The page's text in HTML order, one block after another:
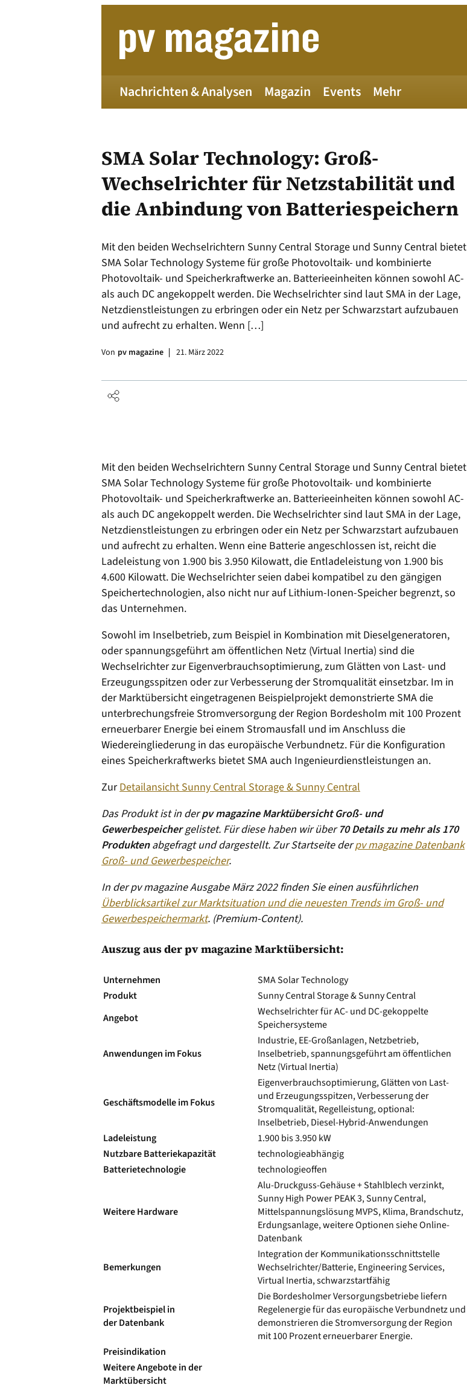
Nachrichten & Analysen Magazin Events Mehr
SMA Solar Technology: Groß-
Wechselrichter für Netzstabilität und
die Anbindung von Batteriespeichern
Mit den beiden Wechselrichtern Sunny Central Storage und Sunny Central bietet
SMA Solar Technology Systeme für große Photovoltaik- und kombinierte
Photovoltaik- und Speicherkraftwerke an. Batterieeinheiten können sowohl AC-
als auch DC angekoppelt werden. Die Wechselrichter sind laut SMA in der Lage,
Netzdienstleistungen zu erbringen oder ein Netz per Schwarzstart aufzubauen
und aufrecht zu erhalten. Wenn […]
Von pv magazine 21. März 2022
Mit den beiden Wechselrichtern Sunny Central Storage und Sunny Central bietet
SMA Solar Technology Systeme für große Photovoltaik- und kombinierte
Photovoltaik- und Speicherkraftwerke an. Batterieeinheiten können sowohl AC-
als auch DC angekoppelt werden. Die Wechselrichter sind laut SMA in der Lage,
Netzdienstleistungen zu erbringen oder ein Netz per Schwarzstart aufzubauen
und aufrecht zu erhalten. Wenn eine Batterie angeschlossen ist, reicht die
Ladeleistung von 1.900 bis 3.950 Kilowatt, die Entladeleistung von 1.900 bis
4.600 Kilowatt. Die Wechselrichter seien dabei kompatibel zu den gängigen
Speichertechnologien, also nicht nur auf Lithium-Ionen-Speicher begrenzt, so
das Unternehmen.
Sowohl im Inselbetrieb, zum Beispiel in Kombination mit Dieselgeneratoren,
oder spannungsgeführt am öffentlichen Netz (Virtual Inertia) sind die
Wechselrichter zur Eigenverbrauchsoptimierung, zum Glätten von Last- und
Erzeugungsspitzen oder zur Verbesserung der Stromqualität einsetzbar. Im in
der Marktübersicht eingetragenen Beispielprojekt demonstrierte SMA die
unterbrechungsfreie Stromversorgung der Region Bordesholm mit 100 Prozent
erneuerbarer Energie bei einem Stromausfall und im Anschluss die
Wiedereingliederung in das europäische Verbundnetz. Für die Konfiguration
eines Speicherkraftwerks bietet SMA auch Ingenieurdienstleistungen an.
ZurDetailansicht Sunny Central Storage & Sunny Central
Das Produkt ist in derpv magazine Marktübersicht Groß- und
Gewerbespeichergelistet. Für diese haben wir über70 Details zu mehr als 170
Produktenabgefragt und dargestellt. Zur Startseite derpv magazine Datenbank
Groß- und Gewerbespeicher.
In der pv magazine Ausgabe März 2022 finden Sie einen ausführlichen
Überblicksartikel zur Marktsituation und die neuesten Trends im Groß- und
Gewerbespeichermarkt. (Premium-Content).
Auszug aus der pv magazine Marktübersicht:
Unternehmen
SMA Solar Technology
Produkt
Sunny Central Storage & Sunny Central
Angebot
Wechselrichter für AC- und DC-gekoppelte
Speichersysteme
Anwendungen im Fokus
Industrie, EE-Großanlagen, Netzbetrieb,
Inselbetrieb, spannungsgeführt am öffentlichen
Netz (Virtual Inertia)
Geschäftsmodelle im Fokus
Eigenverbrauchsoptimierung, Glätten von Last-
und Erzeugungsspitzen, Verbesserung der
Stromqualität, Regelleistung, optional:
Inselbetrieb, Diesel-Hybrid-Anwendungen
Ladeleistung
1.900 bis 3.950 kW
NutzbareBatteriekapazität
technologieabhängig
Batterietechnologie
technologieoffen
Weitere Hardware
Alu-Druckguss-Gehäuse + Stahlblech verzinkt,
Sunny High Power PEAK 3, Sunny Central,
Mittelspannungslösung MVPS, Klima, Brandschutz,
Erdungsanlage, weitere Optionen siehe Online-
Datenbank
Bemerkungen
Integration der Kommunikationsschnittstelle
Wechselrichter/Batterie, Engineering Services,
Virtual Inertia, schwarzstartfähig
Projektbeispiel in
der Datenbank
Die Bordesholmer Versorgungsbetriebe liefern
Regelenergie für das europäische Verbundnetz und
demonstrieren die Stromversorgung der Region
mit 100 Prozent erneuerbarer Energie.
Preisindikation
Weitere Angebote in der
Marktübersicht
PV MAGAZINE DEUTSCHLAND
Juni-Ausgabe 2026
Die neue pv magazine Deutschland Ausgabe
Alles neu? Rahmenbedingungen, Produkte,
Energiemanagement und Speicher-
Geschäftsmodelle